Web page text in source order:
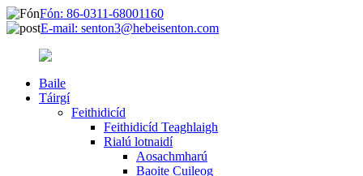
Fón: 86-0311-68001160
E-mail: senton3@hebeisenton.com
Baile
Táirgí
Feithidicíd
Feithidicíd Teaghlaigh
Rialú lotnaidí
Aosachmharú
Baoite Cuileog